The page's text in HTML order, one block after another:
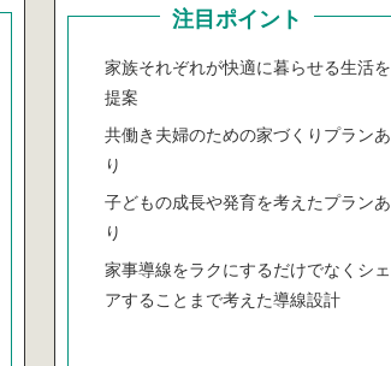
注目ポイント
家族それぞれが快適に暮らせる生活を
提案
共働き夫婦のための家づくりプランあ
り
子どもの成長や発育を考えたプランあ
り
家事導線をラクにするだけでなくシェ
アすることまで考えた導線設計